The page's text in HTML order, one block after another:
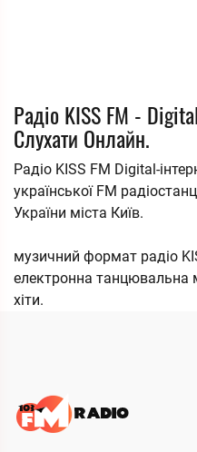
Радіо KISS FM -
Слухати Онлайн.
Радіо KISS FM Digital-
української FM
України міста Київ.
музичний формат радіо
електронна танцювальна
хіти.